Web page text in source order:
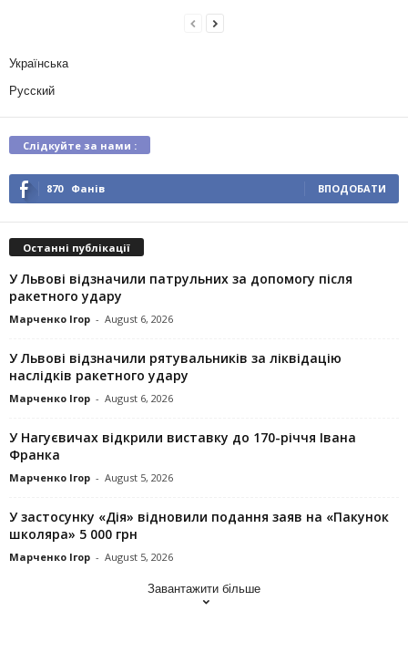
Українська
Русский
Слідкуйте за нами :
870 Фанів ВПОДОБАТИ
Останні публікації
У Львові відзначили патрульних за допомогу після
ракетного удару
Марченко Ігор - August 6, 2026
У Львові відзначили рятувальників за ліквідацію
наслідків ракетного удару
Марченко Ігор - August 6, 2026
У Нагуєвичах відкрили виставку до 170-річчя Івана
Франка
Марченко Ігор - August 5, 2026
У застосунку «Дія» відновили подання заяв на «Пакунок
школяра» 5 000 грн
Марченко Ігор - August 5, 2026
Завантажити більше